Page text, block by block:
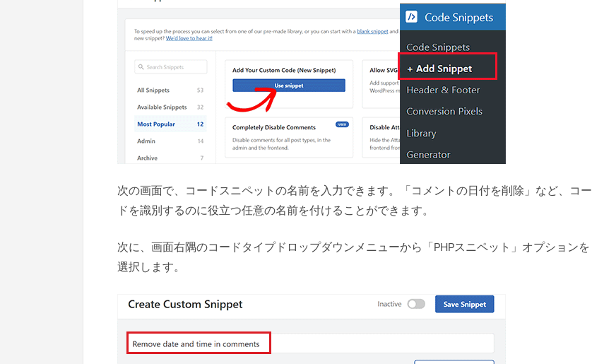
次の画面で、コードスニペットの名前を入力できます。「コメントの日付を削除」など、コー
ドを識別するのに役立つ任意の名前を付けることができます。
次に、画面右隅のコードタイプドロップダウンメニューから「PHPスニペット」オプションを
選択します。